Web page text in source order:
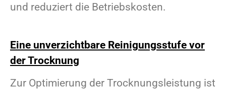
und reduziert die Betriebskosten.
Eine unverzichtbare Reinigungsstufe vor
der Trocknung
Zur Optimierung der Trocknungsleistung ist